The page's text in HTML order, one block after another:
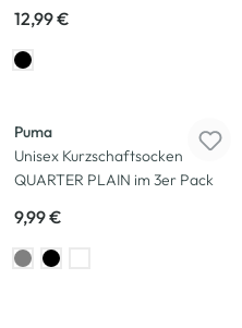
12,99 €
Puma
Unisex Kurzschaftsocken
QUARTER PLAIN im 3er Pack
9,99 €